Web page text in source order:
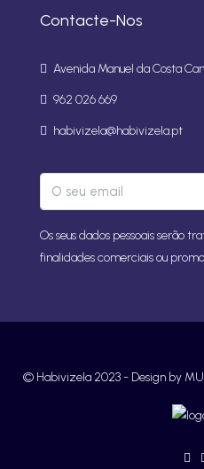
Contacte-Nos
Avenida Manuel da Costa
962 026 669
habivizela@habivizela.pt
Os seus dados pessoais serão
finalidades comerciais ou
© Habivizela 2023 - Design by